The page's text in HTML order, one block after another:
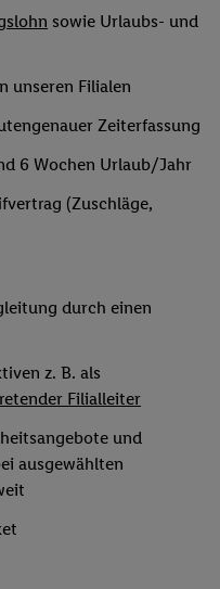
sowie Urlaubs- und
unseren Filialen
Zeiterfassung
6 Wochen Urlaub/Jahr
(Zuschläge,
durch einen
z. B. als
Filialleiter
und
ausgewählten